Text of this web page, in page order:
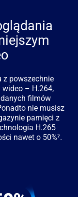
z powszechnie
– H.264,
filmów
nie musisz
pamięci z
H.265
nawet o 50%⁷.